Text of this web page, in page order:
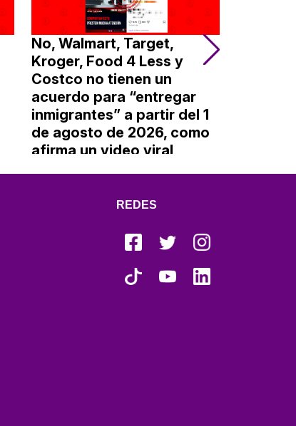
No, Walmart, Target,
Kroger, Food 4 Less y
Costco no tienen un
acuerdo para “entregar
inmigrantes” a partir del 1
de agosto de 2026, como
afirma un video viral
REDES